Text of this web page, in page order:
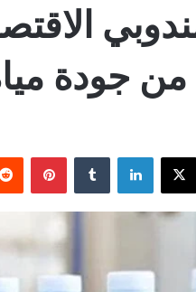
جودة
‫X لينكدإن ‏Tumblr بينتيريست